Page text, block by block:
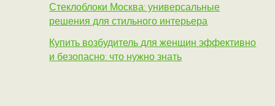
Стеклоблоки Москва: универсальные
решения для стильного интерьера
Купить возбудитель для женщин эффективно
и безопасно: что нужно знать